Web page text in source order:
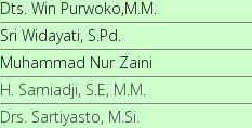
Dts. Win Purwoko,M.M.
Sri Widayati, S.Pd.
Muhammad Nur Zaini
H. Samiadji, S.E, M.M.
Drs. Sartiyasto, M.Si.